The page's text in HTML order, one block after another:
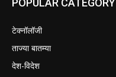
POPULAR CATEGORY
टेक्नॉलॉजी
ताज्या बातम्या
देश-विदेश